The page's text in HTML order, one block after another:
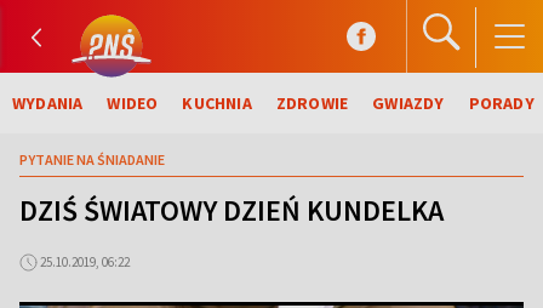
WYDANIA WIDEO KUCHNIA ZDROWIE GWIAZDY PORADY
PYTANIE NA ŚNIADANIE
DZIŚ ŚWIATOWY DZIEŃ KUNDELKA
25.10.2019, 06:22